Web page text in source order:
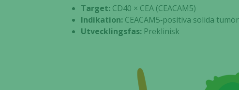
Target: CD40 × CEA (CEACAM5)
Indikation: CEACAM5‑positiva solida
Utvecklingsfas: Preklinisk